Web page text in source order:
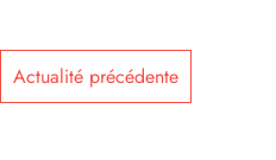
Actualité précédente